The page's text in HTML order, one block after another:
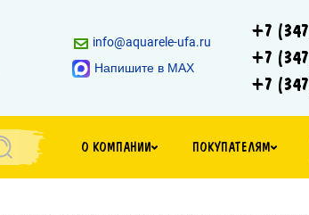
info@aquarele-ufa.ru
Напишите в MAX
+7
+7
+7
О КОМПАНИИ ПОКУПАТЕЛЯМ